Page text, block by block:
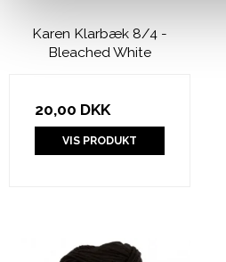
Karen Klarbæk 8/4 -
Bleached White
20,00 DKK
VIS PRODUKT